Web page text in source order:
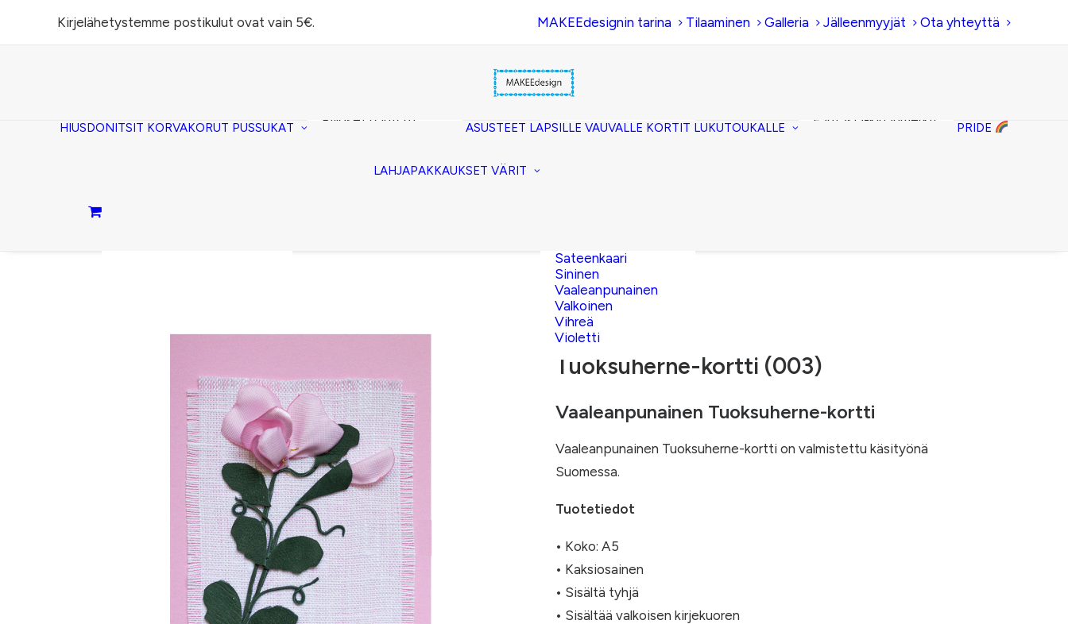
Kirjelähetystemme postikulut ovat vain 5€. MAKEEdesignin tarina Tilaaminen Galleria Jälleenmyyjät Ota yhteyttä
HIUSDONITSIT KORVAKORUT PUSSUKAT
Piiloset (clutch)
Taitettavat
ASUSTEET LAPSILLE VAUVALLE KORTIT LUKUTOUKALLE
Fantasia-kirjanmerkit
PRIDE
LAHJAPAKKAUKSET VÄRIT
Hopea
Keltainen
Kerma
Lila
Sateenkaari
Sininen
Vaaleanpunainen
Valkoinen
Vihreä
Violetti
6,00
Tuoksuherne-kortti (003)
Vaaleanpunainen Tuoksuherne-kortti
Vaaleanpunainen Tuoksuherne-kortti on valmistettu käsityönä
Suomessa.
Tuotetiedot
• Koko: A5
• Kaksiosainen
• Sisältä tyhjä
• Sisältää valkoisen kirjekuoren